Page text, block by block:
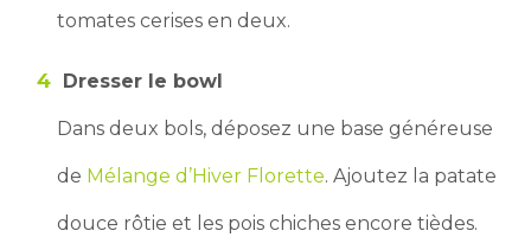
tomates cerises en deux.
Dresser le bowl
Dans deux bols, déposez une base généreuse
de Mélange d’Hiver Florette. Ajoutez la patate
douce rôtie et les pois chiches encore tièdes.